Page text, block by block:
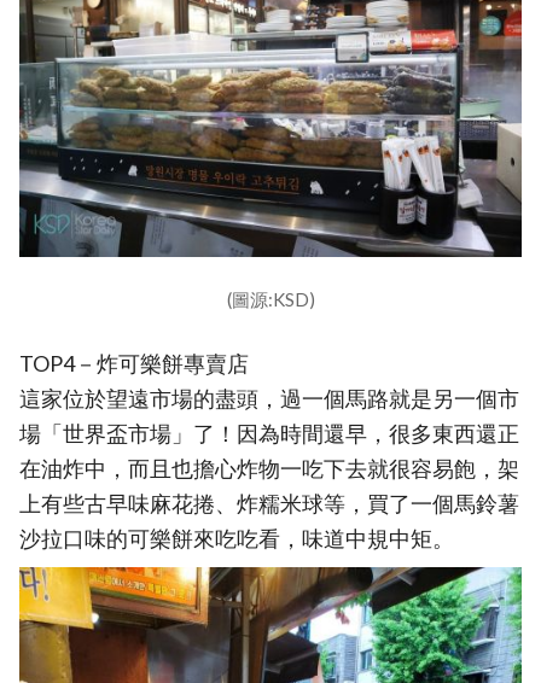
(圖源:KSD)
TOP4－炸可樂餅專賣店
這家位於望遠市場的盡頭，過一個馬路就是另一個市
場「世界盃市場」了！因為時間還早，很多東西還正
在油炸中，而且也擔心炸物一吃下去就很容易飽，架
上有些古早味麻花捲、炸糯米球等，買了一個馬鈴薯
沙拉口味的可樂餅來吃吃看，味道中規中矩。